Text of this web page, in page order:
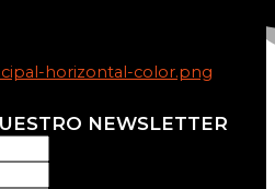
NEWSLETTER